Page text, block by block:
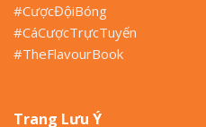
#CượcĐộiBóng
#CáCượcTrựcTuyến
#TheFlavourBook
Trang Lưu Ý